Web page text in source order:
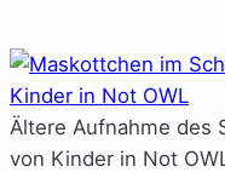
Ältere Aufnahme des
von Kinder in Not